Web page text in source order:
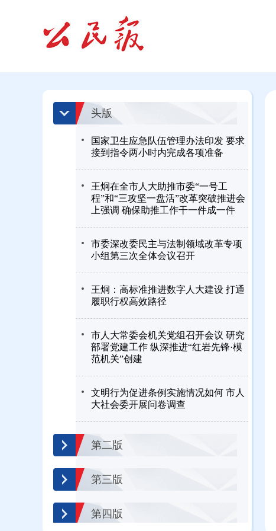
头版
国家卫生应急队伍管理办法印发 要求
接到指令两小时内完成各项准备
王炯在全市人大助推市委“一号工
程”和“三攻坚一盘活”改革突破推进会
上强调 确保助推工作干一件成一件
市委深改委民主与法制领域改革专项
小组第三次全体会议召开
王炯：高标准推进数字人大建设 打通
履职行权高效路径
市人大常委会机关党组召开会议 研究
部署党建工作 纵深推进“红岩先锋·模
范机关”创建
文明行为促进条例实施情况如何 市人
大社会委开展问卷调查
第二版
第三版
第四版